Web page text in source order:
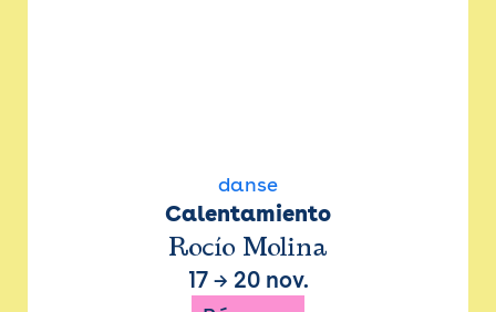
danse
Calentamiento
Rocío Molina
17→ 20 nov.